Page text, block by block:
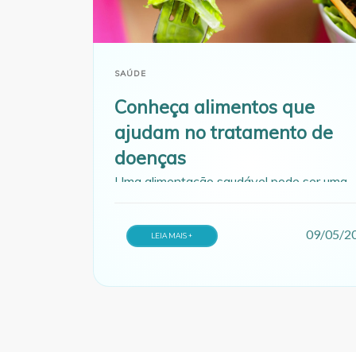
SAÚDE
Conheça alimentos que
ajudam no tratamento de
doenças
Uma alimentação saudável pode ser uma
medicamentoso de algumas doenças
LEIA MAIS + 09/05/